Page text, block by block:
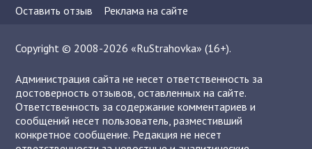
Оставить отзыв
Реклама на сайте
Copyright © 2008-2026 «RuStrahovka» (16+).
Администрация сайта не несет ответственность за
достоверность отзывов, оставленных на сайте.
Ответственность за содержание комментариев и
сообщений несет пользователь, разместивший
конкретное сообщение. Редакция не несет